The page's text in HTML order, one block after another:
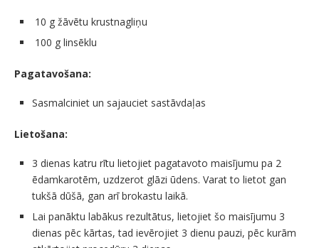
10 g žāvētu krustnagliņu
100 g linsēklu
Pagatavošana:
Sasmalciniet un sajauciet sastāvdaļas
Lietošana:
3 dienas katru rītu lietojiet pagatavoto maisījumu pa 2
ēdamkarotēm, uzdzerot glāzi ūdens. Varat to lietot gan
tukšā dūšā, gan arī brokastu laikā.
Lai panāktu labākus rezultātus, lietojiet šo maisījumu 3
dienas pēc kārtas, tad ievērojiet 3 dienu pauzi, pēc kurām